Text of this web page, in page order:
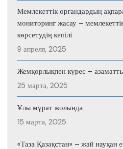
Мемлекеттік органдардың
мониторинг жасау –
көрсетудің кепілі
9 апреля, 2025
Жемқорлықпен күрес –
25 марта, 2025
Ұлы мұрат жолында
15 марта, 2025
«Таза Қазақстан» – жай науқан